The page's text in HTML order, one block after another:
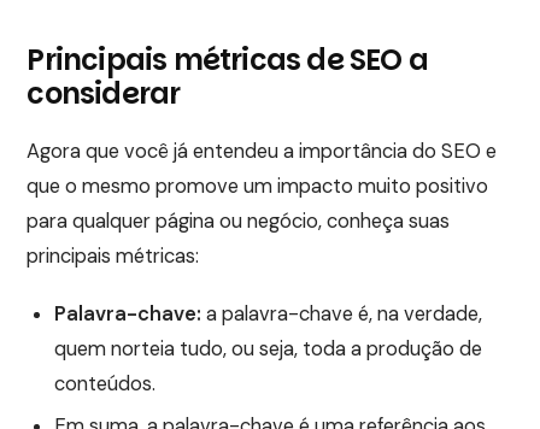
Principais métricas de SEO a
considerar
Agora que você já entendeu a importância do SEO e
que o mesmo promove um impacto muito positivo
para qualquer página ou negócio, conheça suas
principais métricas:
Palavra-chave: a palavra-chave é, na verdade,
quem norteia tudo, ou seja, toda a produção de
conteúdos.